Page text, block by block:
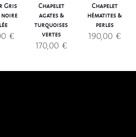
Gris
noire
€
Chapelet
agates &
turquoises
vertes
170,00 €
Chapelet
hématites &
perles
190,00 €